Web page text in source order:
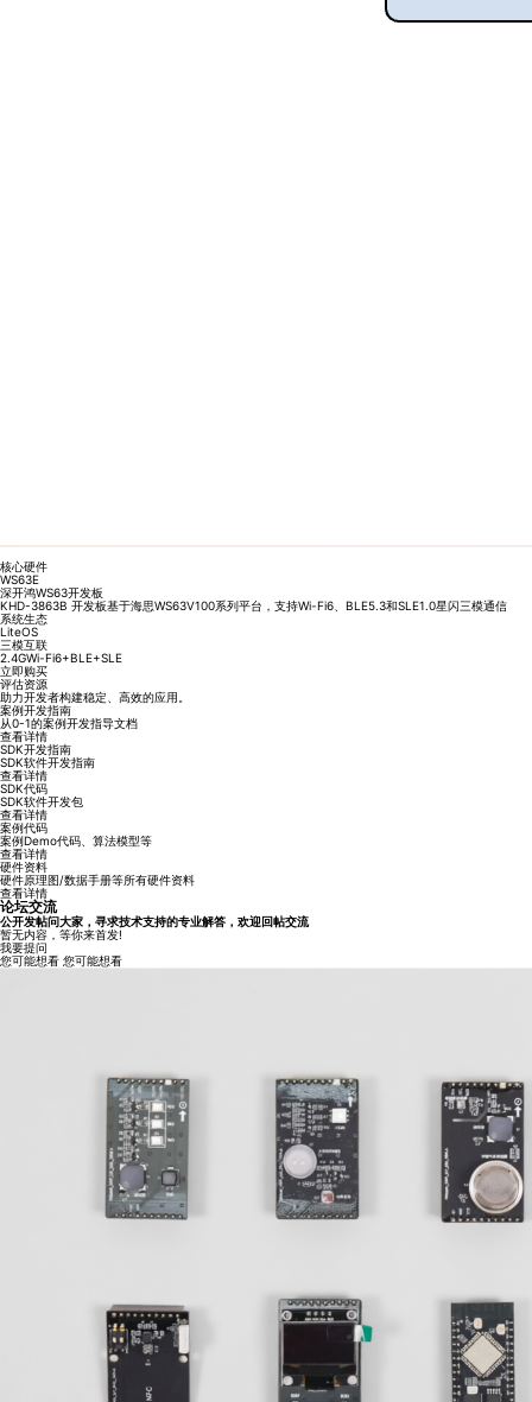
核心硬件
WS63E
深开鸿WS63开发板
KHD-3863B 开发板基于海思WS63V100系列平台，支持Wi-Fi6、BLE5.3和SLE1.0星闪三模通信
系统生态
LiteOS
三模互联
2.4GWi-Fi6+BLE+SLE
立即购买
评估资源
助力开发者构建稳定、高效的应用。
案例开发指南
从0-1的案例开发指导文档
查看详情
SDK开发指南
SDK软件开发指南
查看详情
SDK代码
SDK软件开发包
查看详情
案例代码
案例Demo代码、算法模型等
查看详情
硬件资料
硬件原理图/数据手册等所有硬件资料
查看详情
论坛交流
公开发帖问大家，寻求技术支持的专业解答，欢迎回帖交流
暂无内容，等你来首发!
我要提问
您可能想看 您可能想看